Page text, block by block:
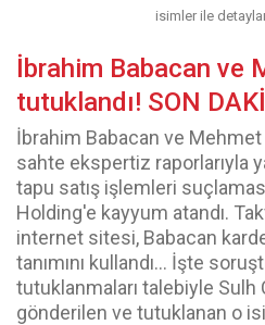
isimler ile detaylar
İbrahim Babacan ve
tutuklandı! SON
İbrahim Babacan ve
sahte ekspertiz raporlarıyla
tapu satış işlemleri
Holding'e kayyum atandı.
internet sitesi, Babacan
tanımını kullandı... İşte
tutuklanmaları talebiyle
gönderilen ve tutuklanan o